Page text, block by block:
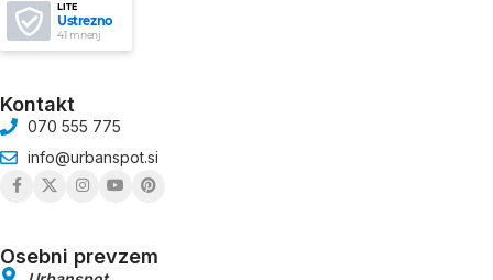
LITE
Ustrezno
41 mnenj
Kontakt
070 555 775
info@urbanspot.si
Osebni prevzem